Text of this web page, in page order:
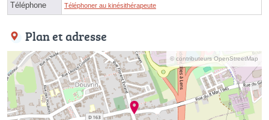
Téléphone Téléphoner au kinésithérapeute
Plan et adresse
© contributeurs OpenStreetMap